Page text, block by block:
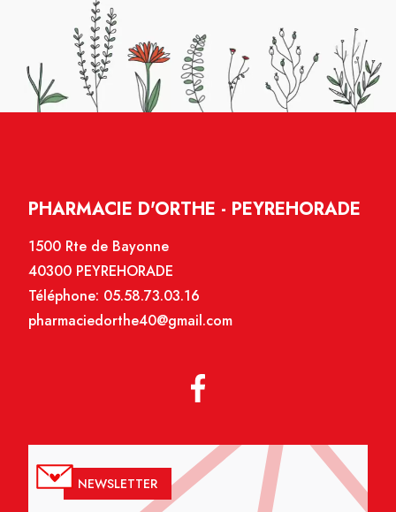
PHARMACIE D'ORTHE - PEYREHORADE
1500 Rte de Bayonne
40300 PEYREHORADE
Téléphone: 05.58.73.03.16
pharmaciedorthe40@gmail.com
NEWSLETTER